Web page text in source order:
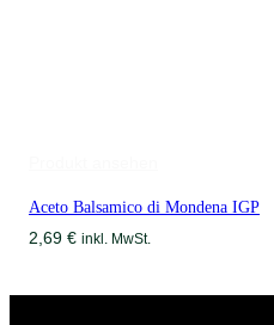
Aceto Balsamico di Mondena IGP
2,69 € inkl. MwSt.